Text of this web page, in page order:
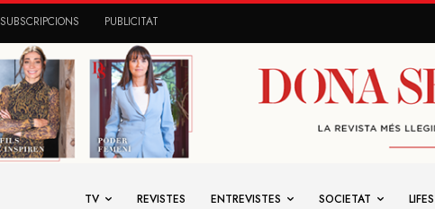
SUBSCRIPCIONS PUBLICITAT
TV REVISTES ENTREVISTES SOCIETAT